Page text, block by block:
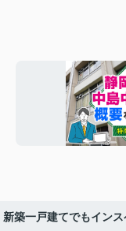
新築一戸建てでもイン